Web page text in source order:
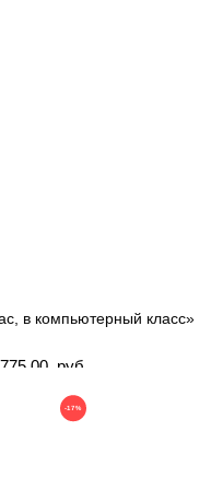
в компьютерный класс»
руб..
руб..-17%